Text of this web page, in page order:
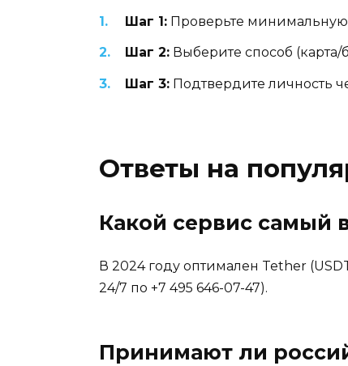
Шаг 1: Проверьте
Шаг 2: Выберите способ
Шаг 3: Подтвердите личность
Ответы на
Какой сервис самый
В 2024 году оптимален Tether
24/7 по +7 495 646-07-47).
Принимают ли